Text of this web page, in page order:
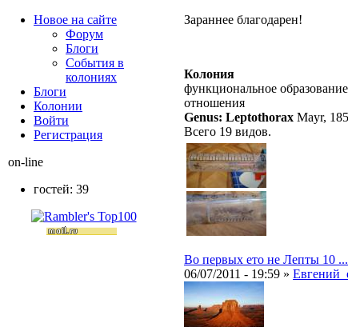
Зараннее благодарен!
Колония
функциональное
отношения
Genus: Leptothorax Mayr,
Всего 19 видов.
Во первых ето не Лепты 10 ...
06/07/2011 - 19:59 »
Новое на сайте
Форум
Блоги
События в
колониях
Блоги
Колонии
Войти
Peгиcтpaция
on-line
гостей: 39